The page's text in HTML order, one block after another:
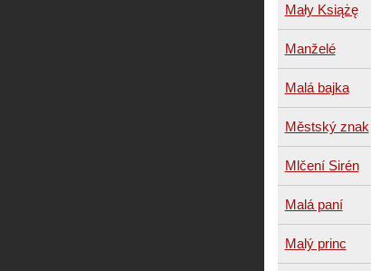
Mały Książę
Manželé
Malá bajka
Městský znak
Mlčení Sirén
Malá paní
Malý princ